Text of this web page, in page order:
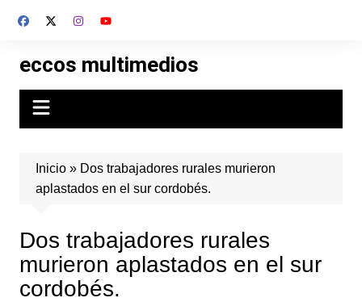
eccos multimedios
Inicio» Dos trabajadores rurales murieron
aplastados en el sur cordobés.
Dos trabajadores rurales
murieron aplastados en el sur
cordobés.